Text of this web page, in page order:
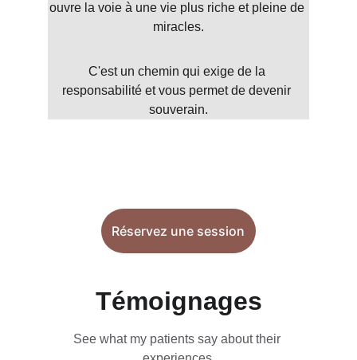
ouvre la voie à une vie plus riche et pleine de
miracles.
C'est un chemin qui exige de la
responsabilité et vous permet de devenir
souverain.
Réservez une session
Témoignages
See what my patients say about their